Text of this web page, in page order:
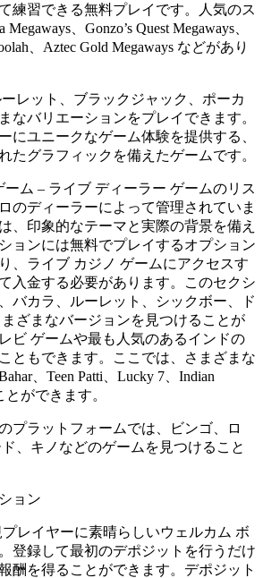
練習できる無料プレイです。人気のス
、Gonzo’s Quest Megaways、
、Aztec Gold Megaways などがあり
レット、ブラックジャック、ポーカ
なバリエーションをプレイできます。
にユニークなゲーム体験を提供する、
たグラフィックを備えたゲームです。
ム – ライブ ディーラー ゲームのリス
のディーラーによって管理されていま
、印象的なテーマと実際の背景を備え
ョンには無料でプレイするオプション
、ライブ カジノ ゲームにアクセスす
入金する必要があります。このセクシ
バカラ、ルーレット、シックボー、ド
ざまなバージョンを見つけることが
ビ ゲームや最も人気のあるインドの
ともできます。ここでは、さまざまな
、Teen Patti、Lucky 7、Indian
ができます。
プラットフォームでは、ビンゴ、ロ
、キノなどのゲームを見つけること
ョン
プレイヤーに素晴らしいウェルカム ボ
登録して最初のデポジットを行うだけ
酬を得ることができます。デポジット